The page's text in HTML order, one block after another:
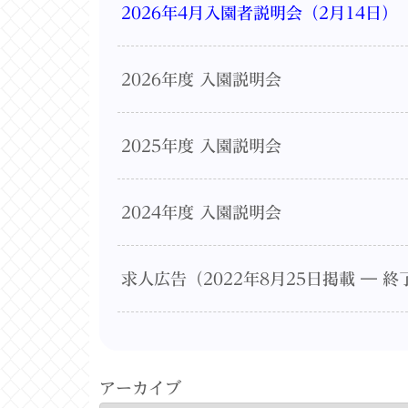
2026年4月入園者説明会（2月14日）
2026年度 入園説明会
2025年度 入園説明会
2024年度 入園説明会
求人広告（2022年8月25日掲載 ― 終
アーカイブ